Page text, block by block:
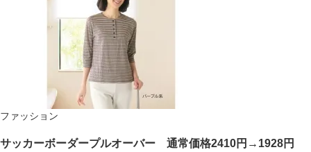
ファッション
サッカーボーダープルオーバー 通常価格2410円→1928円